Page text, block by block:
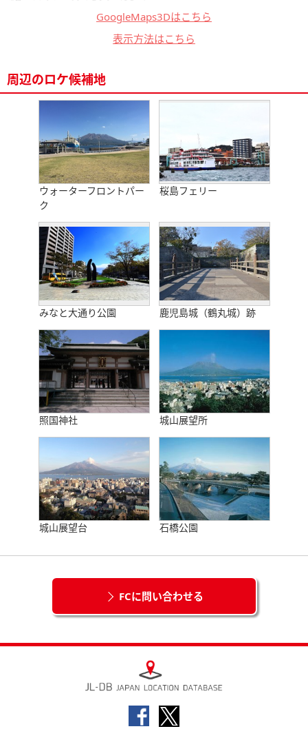
GoogleMaps3Dはこちら
表示方法はこちら
周辺のロケ候補地
ウォーターフロントパー
ク
桜島フェリー
みなと大通り公園 鹿児島城（鶴丸城）跡
照国神社 城山展望所
城山展望台 石橋公園
FCに問い合わせる